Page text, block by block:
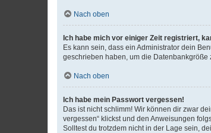
Nach oben
Ich habe mich vor einiger Zeit registriert,
Es kann sein, dass ein Administrator dein
geschrieben haben, um die
Nach oben
Ich habe mein Passwort vergessen!
Das ist nicht schlimm! Wir können dir zwar
vergessen“ klickst und den Anweisungen
Solltest du trotzdem nicht in der Lage sein,